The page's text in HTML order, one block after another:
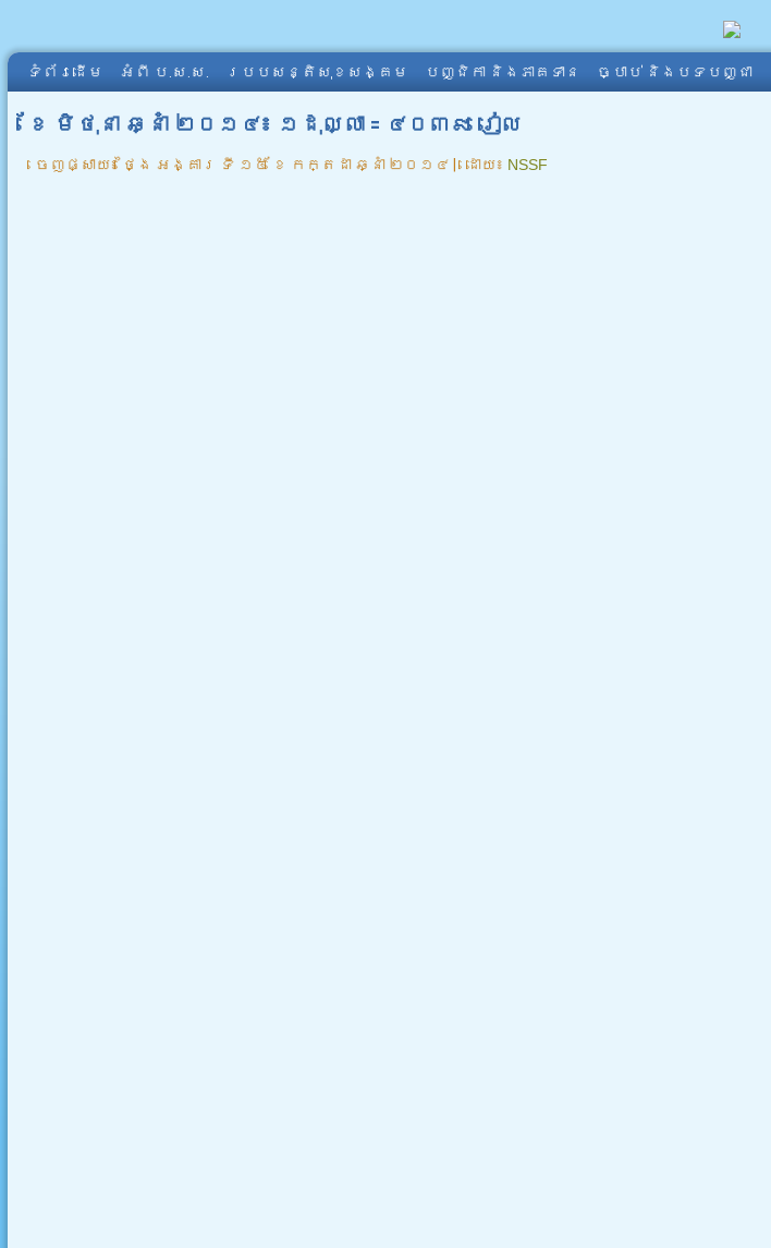
ទំព័រដើម អំពី​ ប.ស.ស. របបសន្តិសុខសង្គម បញ្ជិកា និងភាគទាន ច្បាប់ និងបទបញ្ជា
ខែ មិថុនា ឆ្នាំ ២០១៤៖ ១ដុល្លា = ៤០៣៩ រៀល
ចេញផ្សាយ៖ ថ្ងៃ អង្គារ ទី ១៥ ខែ កក្តដា ឆ្នាំ ២០១៤ | ដោយ៖ NSSF